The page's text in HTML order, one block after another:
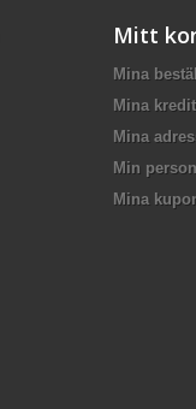
Mitt
Mina
Mina
Mina
Min
Mina